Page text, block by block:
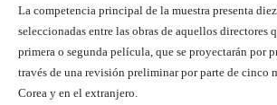
La competencia principal de la muestra presenta
seleccionadas entre las obras de aquellos directores
primera o segunda película, que se proyectarán por
través de una revisión preliminar por parte de cinco
Corea y en el extranjero.